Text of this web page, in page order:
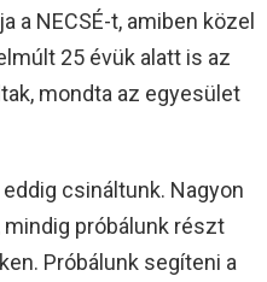
a NECSÉ-t, amiben közel
25 évük alatt is az
mondta az egyesület
csináltunk. Nagyon
próbálunk részt
Próbálunk segíteni a